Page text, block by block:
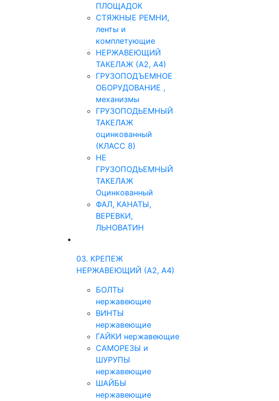
ПЛОЩАДОК
СТЯЖНЫЕ РЕМНИ,
ленты и
комплетующие
НЕРЖАВЕЮЩИЙ
ТАКЕЛАЖ (А2, А4)
ГРУЗОПОДЪЕМНОЕ
ОБОРУДОВАНИЕ ,
механизмы
ГРУЗОПОДЬЕМНЫЙ
ТАКЕЛАЖ
оцинкованный
(КЛАСС 8)
НЕ
ГРУЗОПОДЬЕМНЫЙ
ТАКЕЛАЖ
Оцинкованный
ФАЛ, КАНАТЫ,
ВЕРЕВКИ,
ЛЬНОВАТИН
03. КРЕПЕЖ
НЕРЖАВЕЮЩИЙ (А2, А4)
БОЛТЫ
нержавеющие
ВИНТЫ
нержавеющие
ГАЙКИ нержавеющие
САМОРЕЗЫ и
ШУРУПЫ
нержавеющие
ШАЙБЫ
нержавеющие